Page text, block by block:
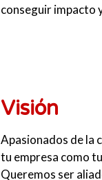
conseguir impacto
Visión
Apasionados de la
tu empresa como
Queremos ser